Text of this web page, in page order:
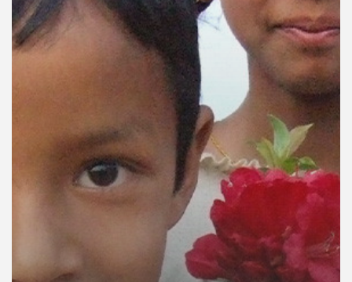
บทความ